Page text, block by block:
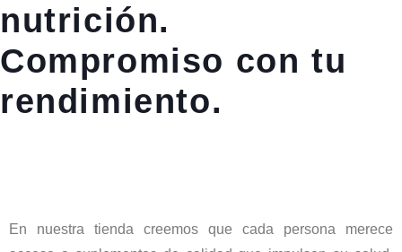
nutrición.
Compromiso con tu
rendimiento.
En nuestra tienda creemos que cada persona merece